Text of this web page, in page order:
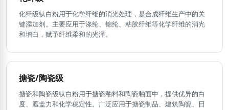
化纤级钛白粉用于化学纤维的消光处理，是合成纤维生产中的关
键添加剂。主要应用于涤纶、锦纶、粘胶纤维等化学纤维的消光
和增白，赋予纤维柔和的光泽。
搪瓷/陶瓷级
搪瓷和陶瓷级钛白粉用于搪瓷釉料和陶瓷釉面中，提供优异的白
度、遮盖力和化学稳定性。广泛应用于搪瓷制品、建筑陶瓷、日